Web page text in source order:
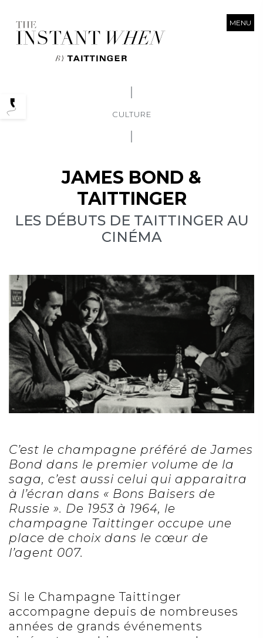
MENU
CULTURE
JAMES BOND &
TAITTINGER
LES DÉBUTS DE TAITTINGER AU
CINÉMA
C’est le champagne préféré de James
Bond dans le premier volume de la
saga, c’est aussi celui qui apparaitra
à l’écran dans « Bons Baisers de
Russie ». De 1953 à 1964, le
champagne Taittinger occupe une
place de choix dans le cœur de
l’agent 007.
Si le Champagne Taittinger
accompagne depuis de nombreuses
années de grands événements